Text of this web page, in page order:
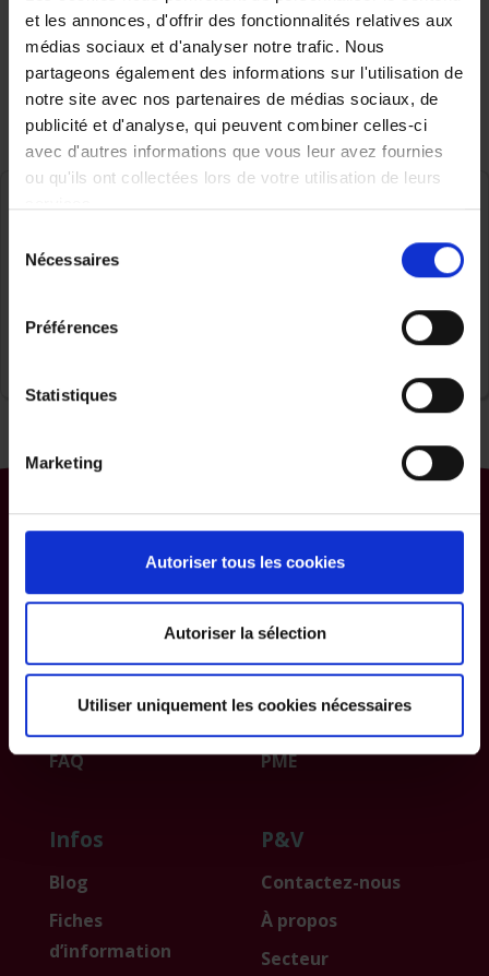
et les annonces, d'offrir des fonctionnalités relatives aux
médias sociaux et d'analyser notre trafic. Nous
partageons également des informations sur l'utilisation de
notre site avec nos partenaires de médias sociaux, de
publicité et d'analyse, qui peuvent combiner celles-ci
avec d'autres informations que vous leur avez fournies
ou qu'ils ont collectées lors de votre utilisation de leurs
Nécessaires
Préférences
Statistiques
Marketing
Autoriser tous les cookies
Autoriser la sélection
Utiliser uniquement les cookies nécessaires
votre compréhension.
Vous pouvezprendre rendez-vous avec un agent
via une autre page de notre site web.
Rechercher par nom
Votre habitation,
investissements
FAQ
Vous êtes
Votre personnel
Packs d’assurances
PME
Infos
Blog
Fiches
d’information
P&V
Contactez-nous
À propos
Secteur